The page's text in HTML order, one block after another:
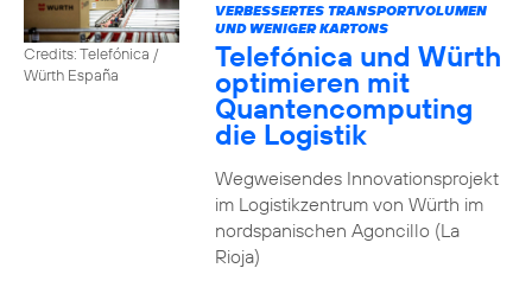
Credits: Telefónica /
Würth España
VERBESSERTES TRANSPORTVOLUMEN
UND WENIGER KARTONS
Telefónica und Würth
optimieren mit
Quantencomputing
die Logistik
Wegweisendes Innovationsprojekt
im Logistikzentrum von Würth im
nordspanischen Agoncillo (La
Rioja)